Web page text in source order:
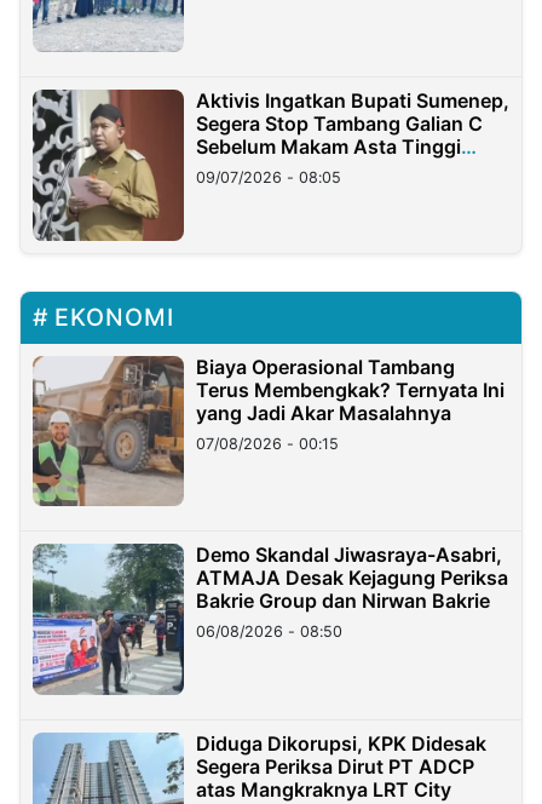
Aktivis Ingatkan Bupati Sumenep,
Segera Stop Tambang Galian C
Sebelum Makam Asta Tinggi
Longsor
09/07/2026 - 08:05
EKONOMI
Biaya Operasional Tambang
Terus Membengkak? Ternyata Ini
yang Jadi Akar Masalahnya
07/08/2026 - 00:15
Demo Skandal Jiwasraya-Asabri,
ATMAJA Desak Kejagung Periksa
Bakrie Group dan Nirwan Bakrie
06/08/2026 - 08:50
Diduga Dikorupsi, KPK Didesak
Segera Periksa Dirut PT ADCP
atas Mangkraknya LRT City